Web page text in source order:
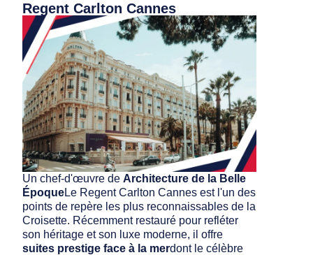
Regent Carlton Cannes
Un chef-d'œuvre deArchitecture de la Belle
ÉpoqueLe Regent Carlton Cannes est l'un des
points de repère les plus reconnaissables de la
Croisette. Récemment restauré pour refléter
son héritage et son luxe moderne, il offre
suites prestige face à la merdont le célèbre